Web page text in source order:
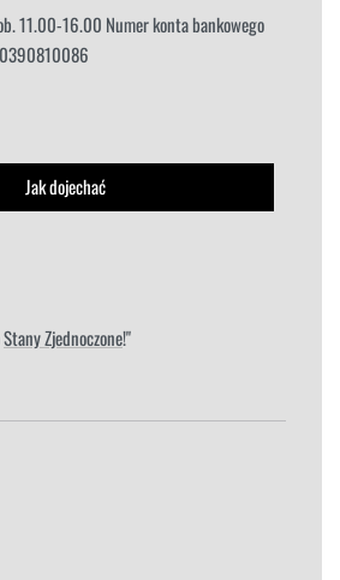
11.00-16.00 Numer konta bankowego
Jak dojechać
Stany Zjednoczone!"